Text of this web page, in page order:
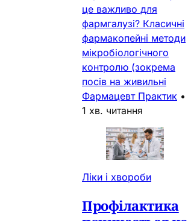
це важливо для
фармгалузі? Класичні
фармакопейні методи
мікробіологічного
контролю (зокрема
посів на живильні
Фармацевт Практик •
1 хв. читання
Ліки і хвороби
Профілактика